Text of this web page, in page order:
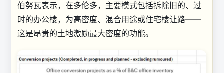
伯努瓦表示，在多伦多，主要模式包括拆除旧的、过
时的办公楼，为高密度、混合用途或住宅楼让路——
这是昂贵的土地激励最大密度的功能。